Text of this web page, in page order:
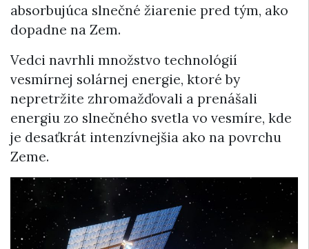
absorbujúca slnečné žiarenie pred tým, ako
dopadne na Zem.
Vedci navrhli množstvo technológií
vesmírnej solárnej energie, ktoré by
nepretržite zhromažďovali a prenášali
energiu zo slnečného svetla vo vesmíre, kde
je desaťkrát intenzívnejšia ako na povrchu
Zeme.